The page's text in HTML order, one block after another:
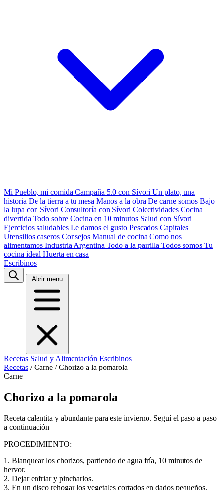
Mi Pueblo, mi comida Campaña 5.0 con Sívori Un plato, una
historia De la tierra a tu mesa Manos a la obra De carne somos Bajo
la lupa con Sívori Consultoría con Sívori Colectividades Cocina
divertida Todo sobre Cocina en 10 minutos Salud con Sívori
Ejercicios saludables Le damos el gusto Pescados Capitales
Utensilios caseros Consejos Manual de cocina Como nos
alimentamos Industria Argentina Todo a la parrilla Todos somos Tu
cocina ideal Huerta en casa
Escribinos
Abrir menu
Recetas Salud y Alimentación Escribinos
Recetas / Carne / Chorizo a la pomarola
Carne
Chorizo a la pomarola
Receta calentita y abundante para este invierno. Seguí el paso a paso
a continuación
PROCEDIMIENTO:
1. Blanquear los chorizos, partiendo de agua fría, 10 minutos de
hervor.
2. Dejar enfriar y pincharlos.
3. En un disco rehogar los vegetales cortados en dados pequeños.